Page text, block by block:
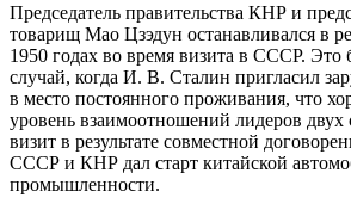
Председатель правительства КНР и
товарищ Мао Цзэдун останавливался в
1950 годах во время визита в СССР.
случай, когда И. В. Сталин пригласил
в место постоянного проживания, что
уровень взаимоотношений лидеров
визит в результате совместной
СССР и КНР дал старт китайской
промышленности.